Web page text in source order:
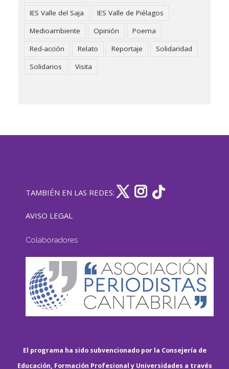
IES Valle del Saja
IES Valle de Piélagos
Medioambiente
Opinión
Poema
Red-acción
Relato Reportaje
Solidaridad
Solidarios
Visita
TAMBIÉN EN LAS REDES:
AVISO LEGAL
Colaboradores
El programa ha sido subvencionado por la Consejería de
Educación, Formación Profesional y Universidades a través